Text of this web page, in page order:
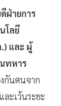
ฝ่ายการ
โลยี
และ ผู้
ทหาร
กันตนจาก
ะเว้นระยะ